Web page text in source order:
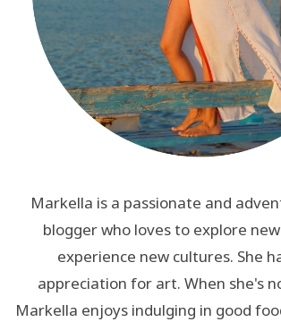
Markella is a passionate and
blogger who loves to explore
experience new cultures. She
appreciation for art. When she's
Markella enjoys indulging in good